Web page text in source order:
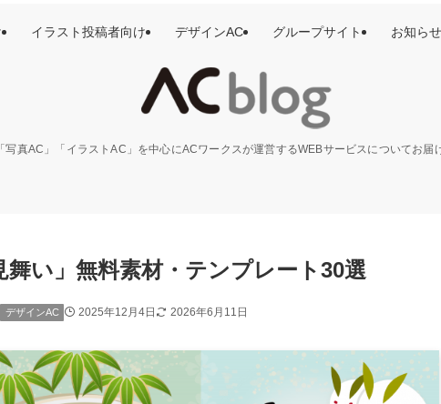
「写真AC」「イラストAC」を中心にACワークスが運営するWEBサービスについてお届
イラスト投稿者向け デザインAC グループサイト お知らせ
い」無料素材・テンプレート30選
デザインAC 2025年12月4日 2026年6月11日